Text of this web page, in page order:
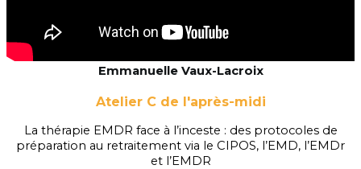
Emmanuelle Vaux-Lacroix
Atelier C de l'après-midi
La thérapie EMDR face à l’inceste : des protocoles de
préparation au retraitement via le CIPOS, l’EMD, l’EMDr
et l’EMDR